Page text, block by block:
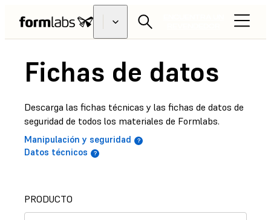
Fichas de datos
Descarga las fichas técnicas y las fichas de datos de
seguridad de todos los materiales de Formlabs.
Manipulación y seguridad
Datos técnicos
PRODUCTO